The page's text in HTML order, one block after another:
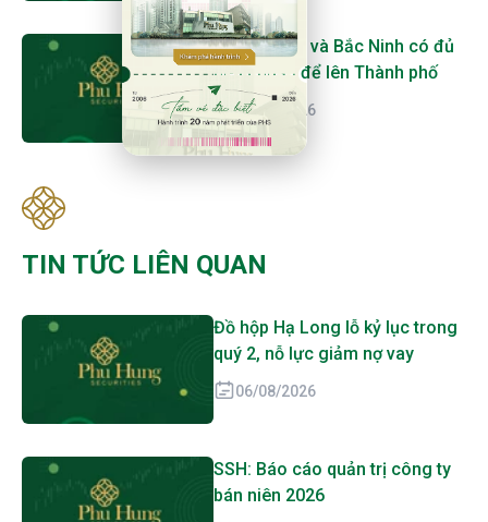
Quảng Ninh và Bắc Ninh có đủ
tiêu chuẩn để lên Thành phố
06/08/2026
TIN TỨC LIÊN QUAN
Đồ hộp Hạ Long lỗ kỷ lục trong
quý 2, nỗ lực giảm nợ vay
06/08/2026
SSH: Báo cáo quản trị công ty
bán niên 2026